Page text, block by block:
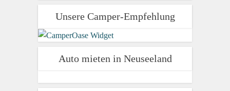
Unsere Camper-Empfehlung
Auto mieten in Neuseeland